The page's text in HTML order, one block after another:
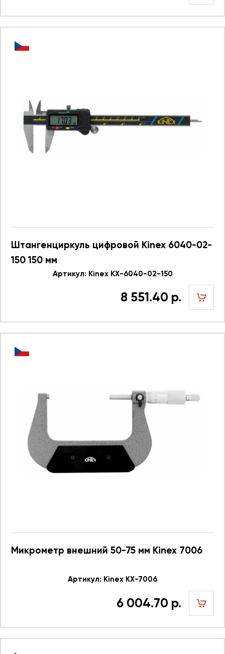
Штангенциркуль цифровой Kinex 6040-02-
150 150 мм
Артикул: Kinex KX-6040-02-150
8 551.40 р.
Микрометр внешний 50-75 мм Kinex 7006
Артикул: Kinex KX-7006
6 004.70 р.